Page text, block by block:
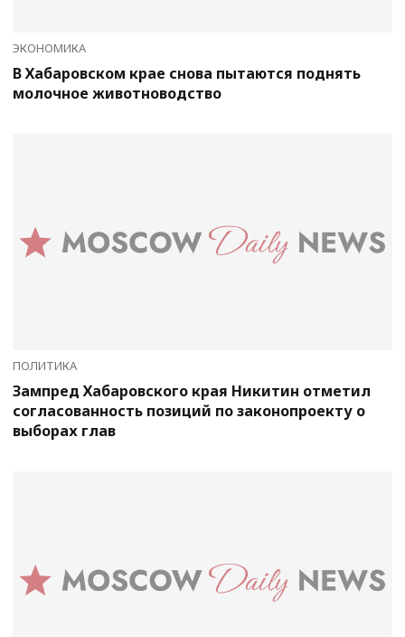
ЭКОНОМИКА
В Хабаровском крае снова пытаются поднять
молочное животноводство
ПОЛИТИКА
Зампред Хабаровского края Никитин отметил
согласованность позиций по законопроекту о
выборах глав